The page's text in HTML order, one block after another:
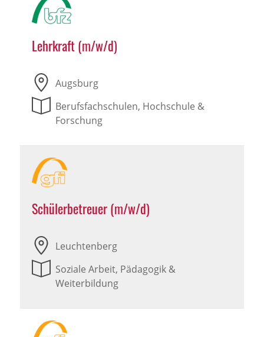
Lehrkraft (m/w/d)
Augsburg
Berufsfachschulen, Hochschule &
Forschung
Schülerbetreuer (m/w/d)
Leuchtenberg
Soziale Arbeit, Pädagogik &
Weiterbildung